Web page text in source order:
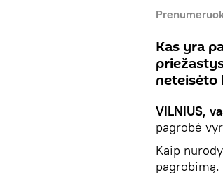
Kas yra
neteisėto
VILNIUS,
pagrobė
Kaip
pagrobimą.